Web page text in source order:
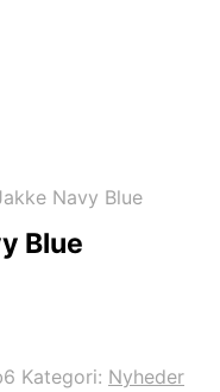
Navy Blue
Blue
Kategori: Nyheder